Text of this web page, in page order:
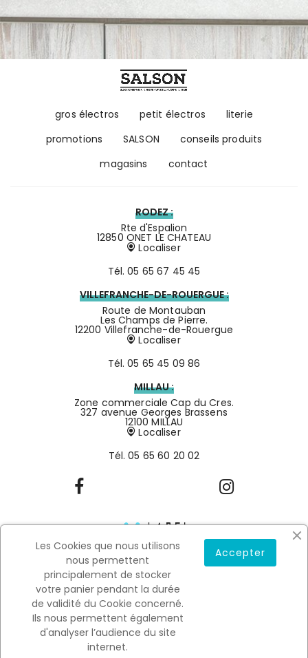
gros électros petit électros
literie
promotions
SALSON
conseils produits
magasins
contact
RODEZ :
Rte d'Espalion
12850 ONET LE CHATEAU
Localiser
Tél.05 65 67 45 45
VILLEFRANCHE-DE-ROUERGUE :
Route de Montauban
Les Champs de Pierre.
12200 Villefranche-de-Rouergue
Localiser
Tél.05 65 45 09 86
MILLAU :
Zone commerciale Cap du Cres.
327 avenue Georges Brassens
12100 MILLAU
Localiser
Tél.05 65 60 20 02
Mentions légales
Conditions générales de vente
Copyright © 2022SALSON. All rights reserved. Designé par
Malice, réalisé par Linov.
0
Les Cookies que nous utilisons
nous permettent
principalement de stocker
votre panier pendant la durée
de validité du Cookie concerné.
Ils nous permettent également
d'analyser l’audience du site
internet.
Accepter